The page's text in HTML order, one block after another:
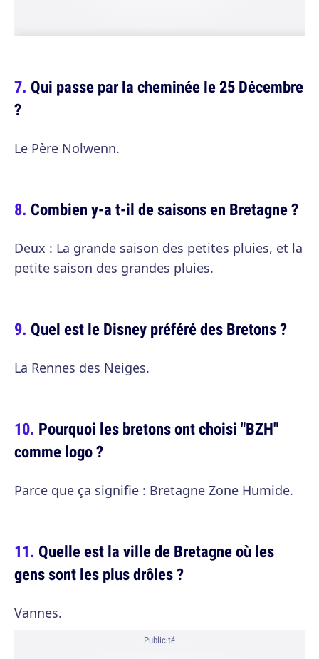
Qui passe par la cheminée le 25 Décembre
?
Le Père Nolwenn.
Combien y-a t-il de saisons en Bretagne ?
Deux : La grande saison des petites pluies, et la
petite saison des grandes pluies.
Quel est le Disney préféré des Bretons ?
La Rennes des Neiges.
Pourquoi les bretons ont choisi "BZH"
comme logo ?
Parce que ça signifie : Bretagne Zone Humide.
Quelle est la ville de Bretagne où les
gens sont les plus drôles ?
Vannes.
Publicité